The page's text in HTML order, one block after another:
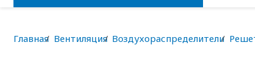
Главная Вентиляция Воздухораспределители